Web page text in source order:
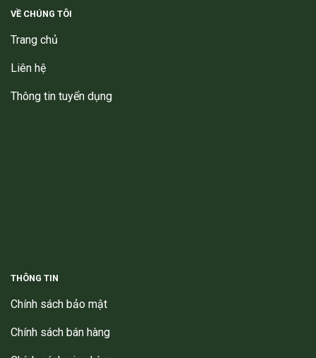
VỀ CHÚNG TÔI
Trang chủ
Liên hệ
Thông tin tuyển dụng
THÔNG TIN
Chính sách bảo mật
Chính sách bán hàng